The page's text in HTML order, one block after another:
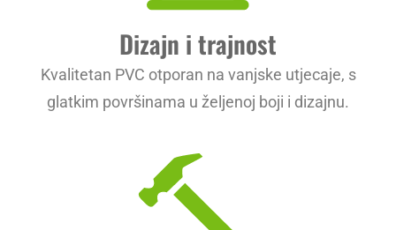
Dizajn i trajnost
Kvalitetan PVC otporan na vanjske utjecaje, s
glatkim površinama u željenoj boji i dizajnu.